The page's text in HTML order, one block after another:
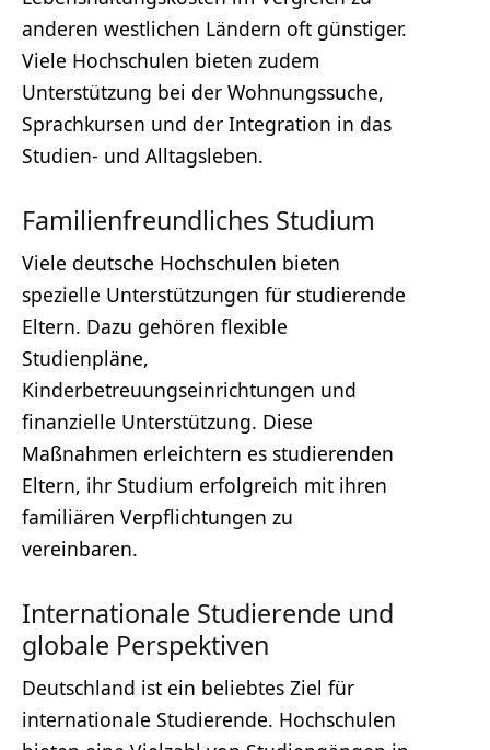
anderen westlichen Ländern oft günstiger.
Viele Hochschulen bieten zudem
Unterstützung bei der Wohnungssuche,
Sprachkursen und der Integration in das
Studien- und Alltagsleben.
Familienfreundliches Studium
Viele deutsche Hochschulen bieten
spezielle Unterstützungen für studierende
Eltern. Dazu gehören flexible
Studienpläne,
Kinderbetreuungseinrichtungen und
finanzielle Unterstützung. Diese
Maßnahmen erleichtern es studierenden
Eltern, ihr Studium erfolgreich mit ihren
familiären Verpflichtungen zu
vereinbaren.
Internationale Studierende und
globale Perspektiven
Deutschland ist ein beliebtes Ziel für
internationale Studierende. Hochschulen